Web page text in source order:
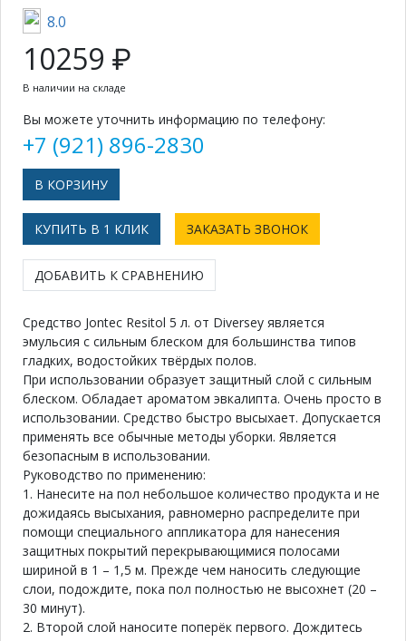
8.0
10259 ₽
В наличии на складе
Вы можете уточнить информацию по телефону:
+7 (921) 896-2830
КУПИТЬ В 1 КЛИК ЗАКАЗАТЬ ЗВОНОК
ДОБАВИТЬ К СРАВНЕНИЮ
Средство Jontec Resitol 5 л. от Diversey является
эмульсия с сильным блеском для большинства типов
гладких, водостойких твёрдых полов.
При использовании образует защитный слой с сильным
блеском. Обладает ароматом эвкалипта. Очень просто в
использовании. Средство быстро высыхает. Допускается
применять все обычные методы уборки. Является
безопасным в использовании.
Руководство по применению:
1. Нанесите на пол небольшое количество продукта и не
дожидаясь высыхания, равномерно распределите при
помощи специального аппликатора для нанесения
защитных покрытий перекрывающимися полосами
шириной в 1 – 1,5 м. Прежде чем наносить следующие
слои, подождите, пока пол полностью не высохнет (20 –
30 минут).
2. Второй слой наносите поперёк первого. Дождитесь